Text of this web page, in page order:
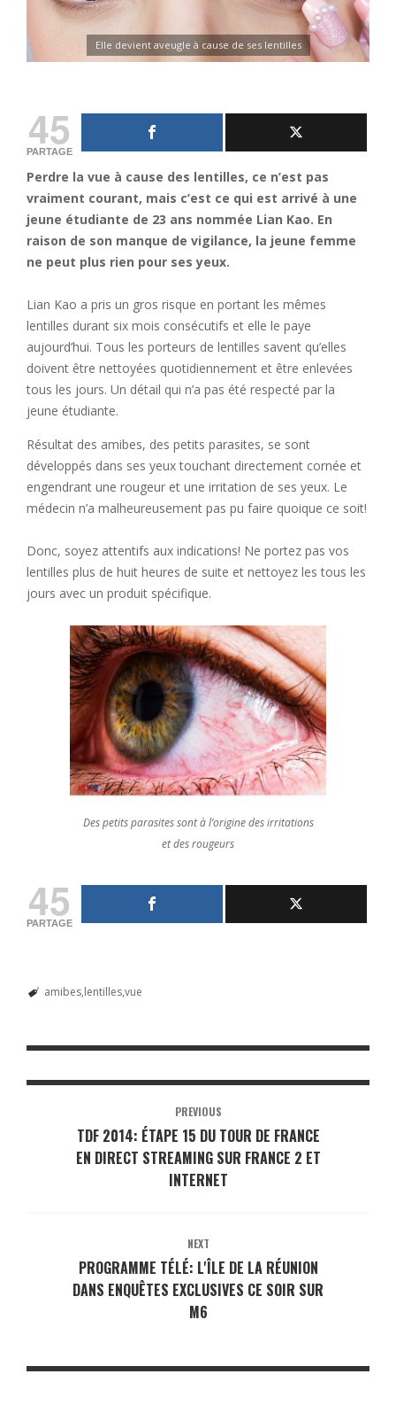
Elle devient aveugle à cause de ses lentilles
45
PARTAGE
Perdre la vue à cause des lentilles, ce n’est pas
vraiment courant, mais c’est ce qui est arrivé à une
jeune étudiante de 23 ans nommée Lian Kao. En
raison de son manque de vigilance, la jeune femme
ne peut plus rien pour ses yeux.
Lian Kao a pris un gros risque en portant les mêmes
lentilles durant six mois consécutifs et elle le paye
aujourd’hui. Tous les porteurs de lentilles savent qu’elles
doivent être nettoyées quotidiennement et être enlevées
tous les jours. Un détail qui n’a pas été respecté par la
jeune étudiante.
Résultat des amibes, des petits parasites, se sont
développés dans ses yeux touchant directement cornée et
engendrant une rougeur et une irritation de ses yeux. Le
médecin n’a malheureusement pas pu faire quoique ce soit!
Donc, soyez attentifs aux indications! Ne portez pas vos
lentilles plus de huit heures de suite et nettoyez les tous les
jours avec un produit spécifique.
Des petits parasites sont à l’origine des irritations
et des rougeurs
45
PARTAGE
amibes lentillesvue
PREVIOUS
TDF 2014: ÉTAPE 15 DU TOUR DE FRANCE
EN DIRECT STREAMING SUR FRANCE 2 ET
INTERNET
NEXT
PROGRAMME TÉLÉ: L'ÎLE DE LA RÉUNION
DANS ENQUÊTES EXCLUSIVES CE SOIR SUR
M6